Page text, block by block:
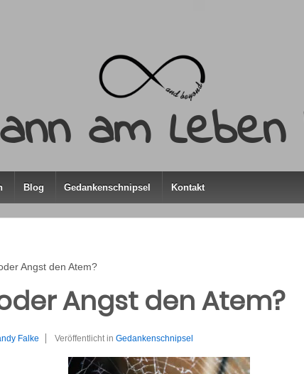
am Leben
Blog Gedankenschnipsel Kontakt
Angst den Atem?
Angst den Atem?
Falke Veröffentlicht in Gedankenschnipsel